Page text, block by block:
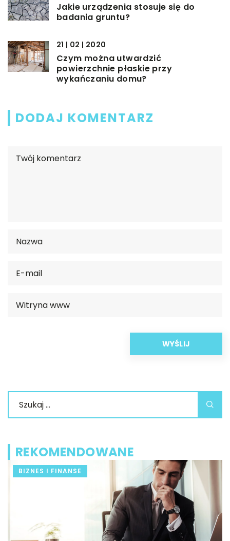
Jakie urządzenia stosuje się do
badania gruntu?
21 | 02 | 2020
Czym można utwardzić
powierzchnie płaskie przy
wykańczaniu domu?
DODAJ KOMENTARZ
REKOMENDOWANE
BIZNES I FINANSE